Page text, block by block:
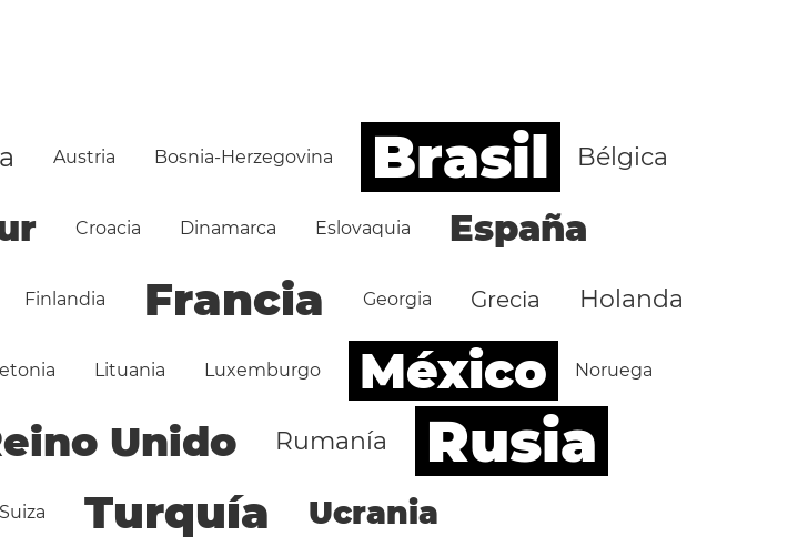
Austria Bosnia-Herzegovina Brasil Bélgica
Croacia Dinamarca Eslovaquia España
Finlandia Francia Georgia Grecia Holanda
Lituania Luxemburgo México Noruega
Unido Rumanía Rusia
Suiza Turquía Ucrania